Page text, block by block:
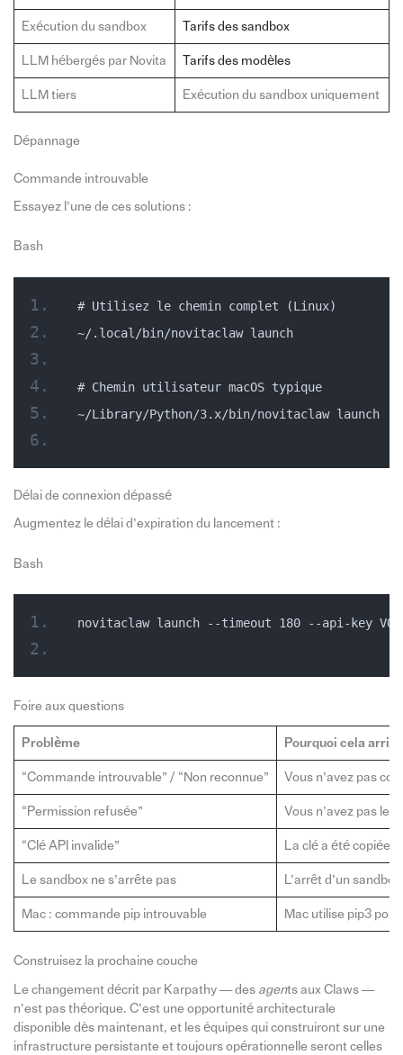
Exécution du sandbox Tarifs des sandbox
LLM hébergés par Novita Tarifs des modèles
LLM tiers Exécution du sandbox uniquement
Dépannage
Commande introuvable
Essayez l’une de ces solutions :
Bash
# Utilisez le chemin complet (Linux)
~/.local/bin/novitaclaw launch
# Chemin utilisateur macOS typique
~/Library/Python/3.x/bin/novitaclaw launch
Délai de connexion dépassé
Augmentez le délai d’expiration du lancement :
Bash
novitaclaw launch --timeout 180 --api-key
Foire aux questions
Problème Pourquoi cela
“Commande introuvable” / “Non reconnue” Vous n’avez pas
“Permission refusée” Vous n’avez pas
“Clé API invalide” La clé a été copiée
Le sandbox ne s’arrête pas L’arrêt d’un
Mac : commande pip introuvable Mac utilise pip3
Construisez la prochaine couche
Le changement décrit par Karpathy — des agents aux Claws —
n’est pas théorique. C’est une opportunité architecturale
disponible dès maintenant, et les équipes qui construiront sur une
infrastructure persistante et toujours opérationnelle seront celles